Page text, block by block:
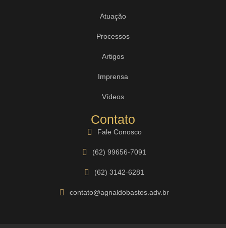
Atuação
Processos
Artigos
Imprensa
Vídeos
Contato
Fale Conosco
(62) 99656-7091
(62) 3142-6281
contato@agnaldobastos.adv.br